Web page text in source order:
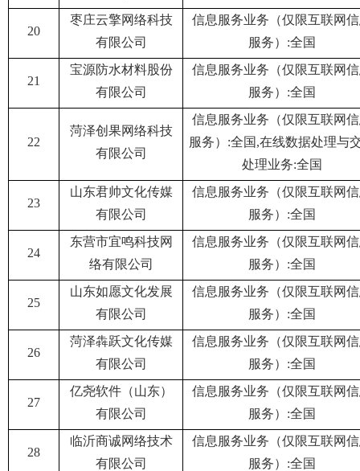
20
枣庄云擎网络科技
有限公司
信息服务业务（仅限互联网
服务）:全国
21
宝源防水材料股份
有限公司
信息服务业务（仅限互联网
服务）:全国
22
菏泽创果网络科技
有限公司
信息服务业务（仅限互联网
服务）:全国,在线数据处理与
处理业务:全国
23
山东君帅文化传媒
有限公司
信息服务业务（仅限互联网
服务）:全国
24
东营市宜鸣科技网
络有限公司
信息服务业务（仅限互联网
服务）:全国
25
山东如愿文化发展
有限公司
信息服务业务（仅限互联网
服务）:全国
26
菏泽犇跃文化传媒
有限公司
信息服务业务（仅限互联网
服务）:全国
27
亿尧软件（山东）
有限公司
信息服务业务（仅限互联网
服务）:全国
28
临沂商诚网络技术
有限公司
信息服务业务（仅限互联网
服务）:全国